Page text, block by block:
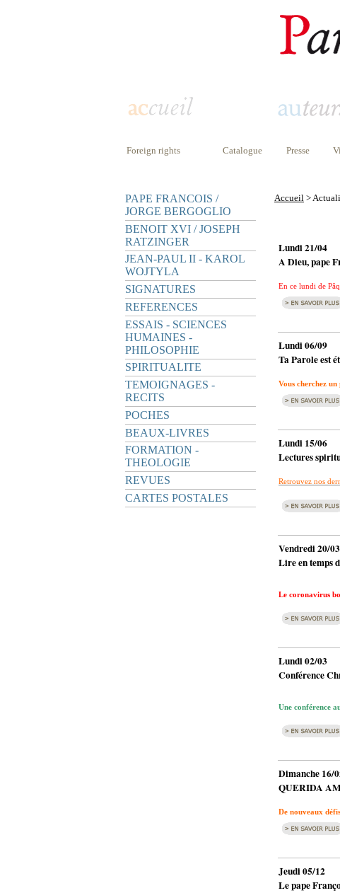
Foreign rights Catalogue Presse
PAPE FRANCOIS /
JORGE BERGOGLIO
BENOIT XVI / JOSEPH
RATZINGER
JEAN-PAUL II - KAROL
WOJTYLA
SIGNATURES
REFERENCES
ESSAIS - SCIENCES
HUMAINES -
PHILOSOPHIE
SPIRITUALITE
TEMOIGNAGES -
RECITS
POCHES
BEAUX-LIVRES
FORMATION -
THEOLOGIE
REVUES
CARTES POSTALES
Accueil >
Lundi 21/04
A Dieu, pape
En ce lundi de
Lundi 06/09
Ta Parole est
Vous cherchez
Lundi 15/06
Lectures
Retrouvez nos
Vendredi 20/03
Lire en temps
Le coronavirus
Lundi 02/03
Conférence
Une conférence
Dimanche 16/
QUERIDA
De nouveaux
Jeudi 05/12
Le pape